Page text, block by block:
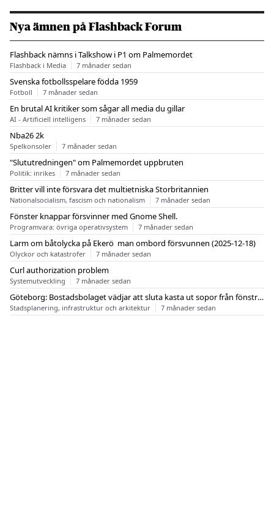
Nya ämnen på Flashback Forum
Flashback nämns i Talkshow i P1 om Palmemordet
Flashback i Media 7 månader sedan
Svenska fotbollsspelare födda 1959
Fotboll 7 månader sedan
En brutal AI kritiker som sågar all media du gillar
AI - Artificiell intelligens 7 månader sedan
Nba26 2k
Spelkonsoler 7 månader sedan
"Slututredningen" om Palmemordet uppbruten
Politik: inrikes 7 månader sedan
Britter vill inte försvara det multietniska Storbritannien
Nationalsocialism, fascism och nationalism 7 månader sedan
Fönster knappar försvinner med Gnome Shell.
Programvara: övriga operativsystem 7 månader sedan
Larm om båtolycka på Ekerö  man ombord försvunnen (2025-12-18)
Olyckor och katastrofer 7 månader sedan
Curl authorization problem
Systemutveckling 7 månader sedan
Göteborg: Bostadsbolaget vädjar att sluta kasta ut sopor från fönstren
Stadsplanering, infrastruktur och arkitektur 7 månader sedan